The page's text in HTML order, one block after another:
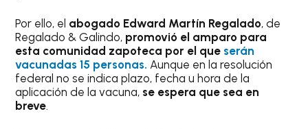
Por ello, el abogado Edward Martín Regalado, de
Regalado & Galindo, promovió el amparo para
esta comunidad zapoteca por el que serán
vacunadas 15 personas.Aunque en la resolución
federal no se indica plazo, fecha u hora de la
aplicación de la vacuna, se espera que sea en
breve.